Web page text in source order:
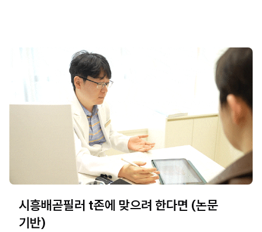
시흥배곧필러 t존에 맞으려 한다면 (논문
기반)